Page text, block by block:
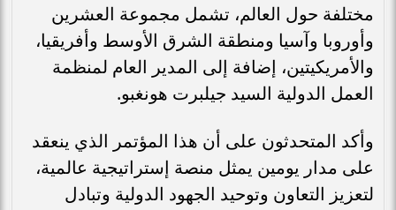
مختلفة حول العالم، تشمل مجموعة العشرين
وأوروبا وآسيا ومنطقة الشرق الأوسط وأفريقيا،
والأمريكيتين، إضافة إلى المدير العام لمنظمة
العمل الدولية السيد جيلبرت هونغبو.
وأكد المتحدثون على أن هذا المؤتمر الذي ينعقد
على مدار يومين يمثل منصة إستراتيجية عالمية،
لتعزيز التعاون وتوحيد الجهود الدولية وتبادل